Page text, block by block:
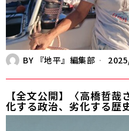
BY 『地平』編集部
【全文公開】〈高橋哲
化する政治、劣化する歴